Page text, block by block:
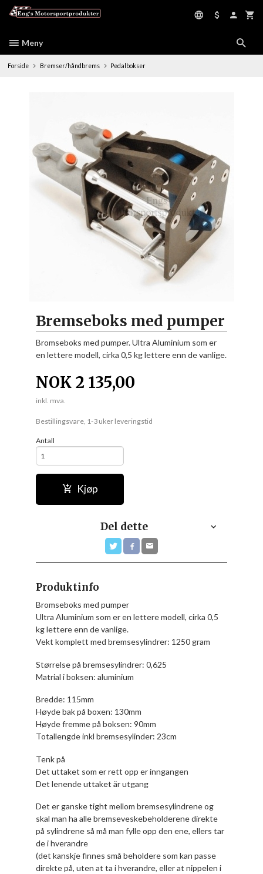
Meny
Forside Bremser/håndbrems Pedalbokser
Bremseboks med pumper
Bromseboks med pumper. Ultra Aluminium som er
en lettere modell, cirka 0,5 kg lettere enn de vanlige.
NOK 2 135,00
inkl. mva.
Bestillingsvare, 1-3 uker leveringstid
Antall
Kjøp
Del dette
Produktinfo
Bromseboks med pumper
Ultra Aluminium som er en lettere modell, cirka 0,5
kg lettere enn de vanlige.
Vekt komplett med bremsesylindrer: 1250 gram
Størrelse på bremsesylindrer: 0,625
Matrial i boksen: aluminium
Bredde: 115mm
Høyde bak på boxen: 130mm
Høyde fremme på boksen: 90mm
Totallengde inkl bremsesylinder: 23cm
Tenk på
Det uttaket som er rett opp er inngangen
Det lenende uttaket är utgang
Det er ganske tight mellom bremsesylindrene og
skal man ha alle bremseveskebeholderene direkte
på sylindrene så må man fylle opp den ene, ellers tar
de i hverandre
(det kanskje finnes små beholdere som kan passe
direkte på, uten at ta i hverandre, eller at nippelen i